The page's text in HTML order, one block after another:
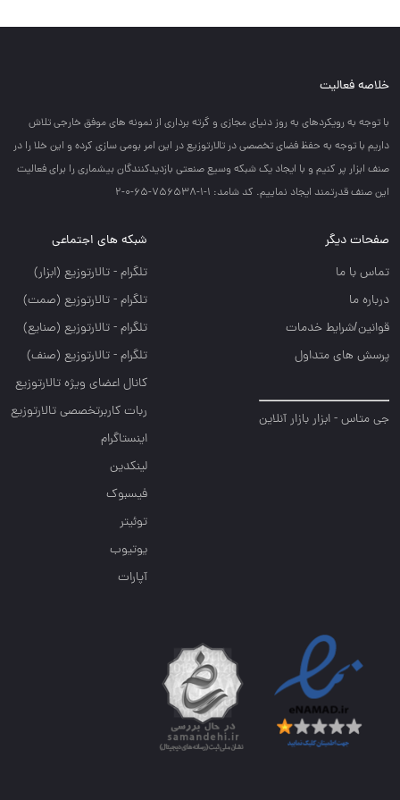
خلاصه فعالیت
با توجه به رويكردهاي به روز دنياي مجازي و گرته برداري از نمونه هاي موفق خارجي تلاش
داريم با توجه به حفظ فضاي تخصصي در تالارتوزيع در اين امر بومي سازي كرده و اين خلا را در
صنف ابزار پر كنيم و با ايجاد يك شبكه وسيع صنعتي بازديدكنندگان بيشماري را براي فعاليت
اين صنف قدرتمند ايجاد نماييم. کد شامد: 1-1-756538-65-0-2
صفحات دیگر
تماس با ما
درباره ما
قوانین/شرایط خدمات
پرسش های متداول
جی متاس - ابزار بازار آنلاین
شبکه های اجتماعی
تلگرام - تالارتوزيع (ابزار)
تلگرام - تالارتوزيع (صمت)
تلگرام - تالارتوزيع (صنايع)
تلگرام - تالارتوزیع (صنف)
کانال اعضای ویژه تالارتوزیع
ربات کاربرتخصصی تالارتوزیع
اینستاگرام
لینکدین
فیسبوک
توئیتر
یوتیوب
آپارات